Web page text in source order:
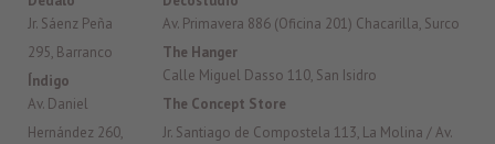
Jr. Sáenz Peña
295, Barranco
Índigo
Av. Daniel
Hernández 260,
Av. Primavera 886 (Oficina 201) Chacarilla, Surco
The Hanger
Calle Miguel Dasso 110, San Isidro
The Concept Store
Jr. Santiago de Compostela 113, La Molina / Av.